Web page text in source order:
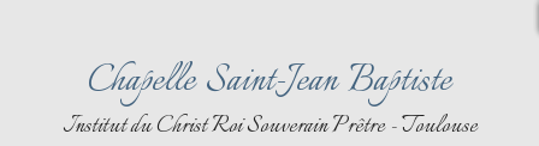
Chapelle Saint-Jean Baptiste
Institut du Christ Roi Souverain Prêtre - Toulouse